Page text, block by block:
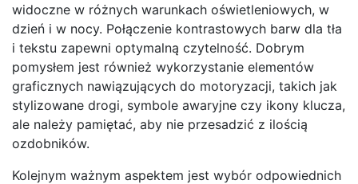
widoczne w różnych warunkach oświetleniowych, w
dzień i w nocy. Połączenie kontrastowych barw dla tła
i tekstu zapewni optymalną czytelność. Dobrym
pomysłem jest również wykorzystanie elementów
graficznych nawiązujących do motoryzacji, takich jak
stylizowane drogi, symbole awaryjne czy ikony klucza,
ale należy pamiętać, aby nie przesadzić z ilością
ozdobników.
Kolejnym ważnym aspektem jest wybór odpowiednich